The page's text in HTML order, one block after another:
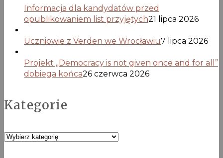
Informacja dla kandydatów przed
opublikowaniem list przyjętych21 lipca 2026
Uczniowie z Verden we Wrocławiu7 lipca 2026
Projekt „Democracy is not given once and for all”
dobiega końca26 czerwca 2026
Kategorie
Kategorie